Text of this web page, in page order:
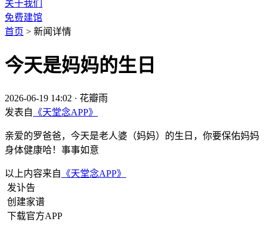
关于我们
免费建馆
首页 > 新闻详情
今天是妈妈的生日
2026-06-19 14:02 · 花瓣雨
发表自 《天堂念APP》
亲爱的罗爸爸，今天是老人婆（妈妈）的生日，你要保佑妈妈
身体健康哈！事事如意
以上内容来自 《天堂念APP》
发讣告
创建家谱
下载官方APP